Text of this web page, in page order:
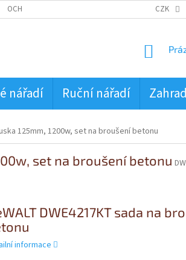
OCHRANA OSOBNÍCH ÚDAJŮ CZK
nářadí Ruční nářadí
125mm, 1200w, set na broušení betonu
set na broušení betonu
DWE4217KT sada na
informace